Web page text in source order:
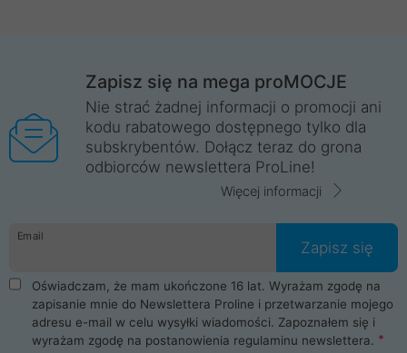
Zapisz się na mega proMOCJE
Nie strać żadnej informacji o promocji ani
kodu rabatowego dostępnego tylko dla
subskrybentów. Dołącz teraz do grona
odbiorców newslettera ProLine!
Więcej informacji
Email
Zapisz się
Oświadczam, że mam ukończone 16 lat. Wyrażam zgodę na
zapisanie mnie do Newslettera Proline i przetwarzanie mojego
adresu e-mail w celu wysyłki wiadomości. Zapoznałem się i
wyrażam zgodę na postanowienia regulaminu newslettera.